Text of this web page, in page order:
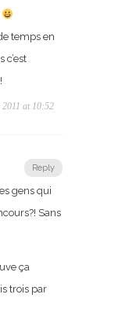
temps en
c’est
2011 at 10:52
Reply
gens qui
Sans
ça
trois par